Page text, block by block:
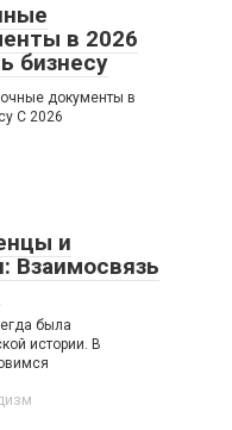
в 2026
бизнесу
документы в
С 2026
и
Взаимосвязь
была
истории. В